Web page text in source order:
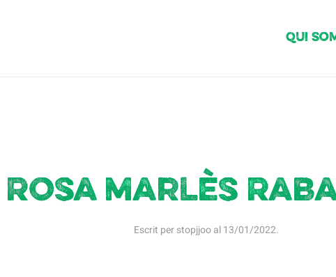
Qui
Rosa Marlès
Escrit perstopjjooal13/01/2022.